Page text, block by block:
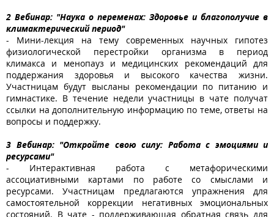
2 Вебинар: "Наука о переменах: Здоровье и благополучие в
климактерический период"
- Мини-лекция на тему современных научных гипотез
физиологической перестройки организма в период
климакса и менопауз и медицинских рекомендаций для
поддержания здоровья и высокого качества жизни.
Участницам будут высланы рекомендации по питанию и
гимнастике. В течение недели участницы в чате получат
ссылки на дополнительную информацию по теме, ответы на
вопросы и поддержку.
3 Вебинар: "Откройте свою силу: Работа с эмоциями и
ресурсами"
- Интерактивная работа с метафорическими
ассоциативными картами по работе со смыслами и
ресурсами. Участницам предлагаются упражнения для
самостоятельной коррекции негативных эмоциональных
состояний. В чате - поддерживающая обратная связь для